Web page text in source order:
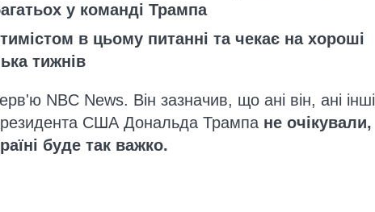
у команді Трампа
в цьому питанні та чекає на хороші
тижнів
NBC News. Він зазначив, що ані він, ані інші
США Дональда Трампа не очікували,
буде так важко.